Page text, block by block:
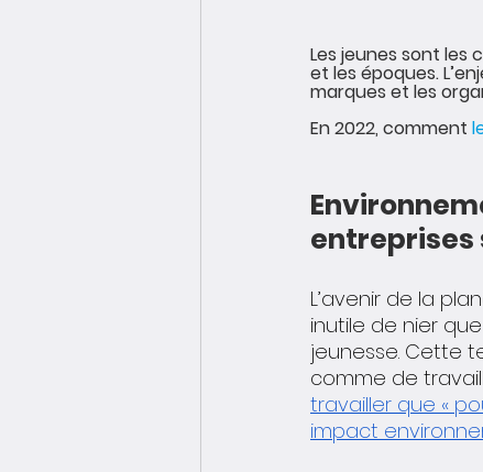
Les jeunes sont les
et les époques.
marques et les
En 2022, comment
entreprises
L’avenir de la
inutile de nier
jeunesse. Cette
comme de
travailler que «
impact